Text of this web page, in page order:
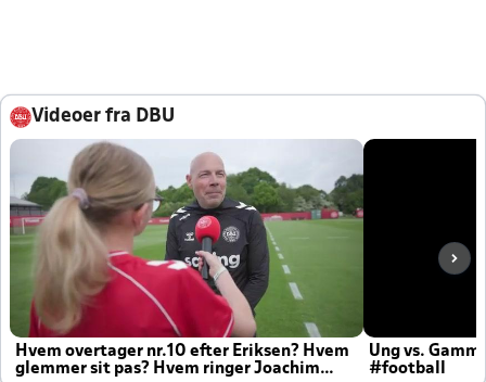
Videoer fra DBU
Hvem overtager nr.10 efter Eriksen? Hvem
glemmer sit pas? Hvem ringer Joachim
Ung vs.
#football